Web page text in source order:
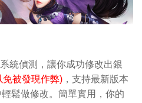
統偵測，讓你成功修改出銀
免被發現作弊) ，支持最新版本
鬆做修改。簡單實用，你的